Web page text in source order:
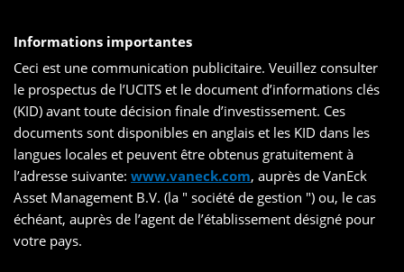
Informations importantes
Ceci est une communication publicitaire. Veuillez consulter
le prospectus de l’UCITS et le document d’informations clés
(KID) avant toute décision finale d’investissement. Ces
documents sont disponibles en anglais et les KID dans les
langues locales et peuvent être obtenus gratuitement à
l’adresse suivante: www.vaneck.com, auprès de VanEck
Asset Management B.V. (la " société de gestion ") ou, le cas
échéant, auprès de l’agent de l’établissement désigné pour
votre pays.